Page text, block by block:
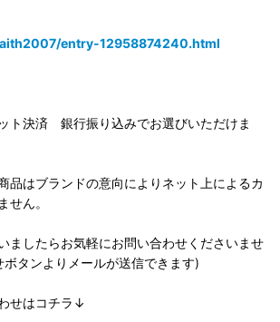
entry-12958874240.html
ト決済 銀行振り込みでお選びいただけま
品はブランドの意向によりネット上によるカ
せん。
ましたらお気軽にお問い合わせくださいませ
タンよりメールが送信できます)
せはコチラ↓